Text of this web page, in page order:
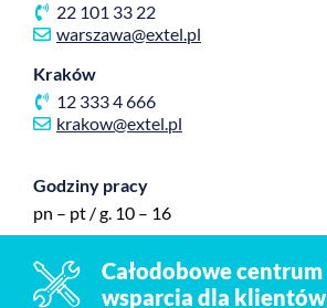
22 101 33 22
warszawa@extel.pl
Kraków
12 333 4 666
krakow@extel.pl
Godziny pracy
pn – pt / g. 10 – 16
Całodobowe centrum
wsparcia dla klientów